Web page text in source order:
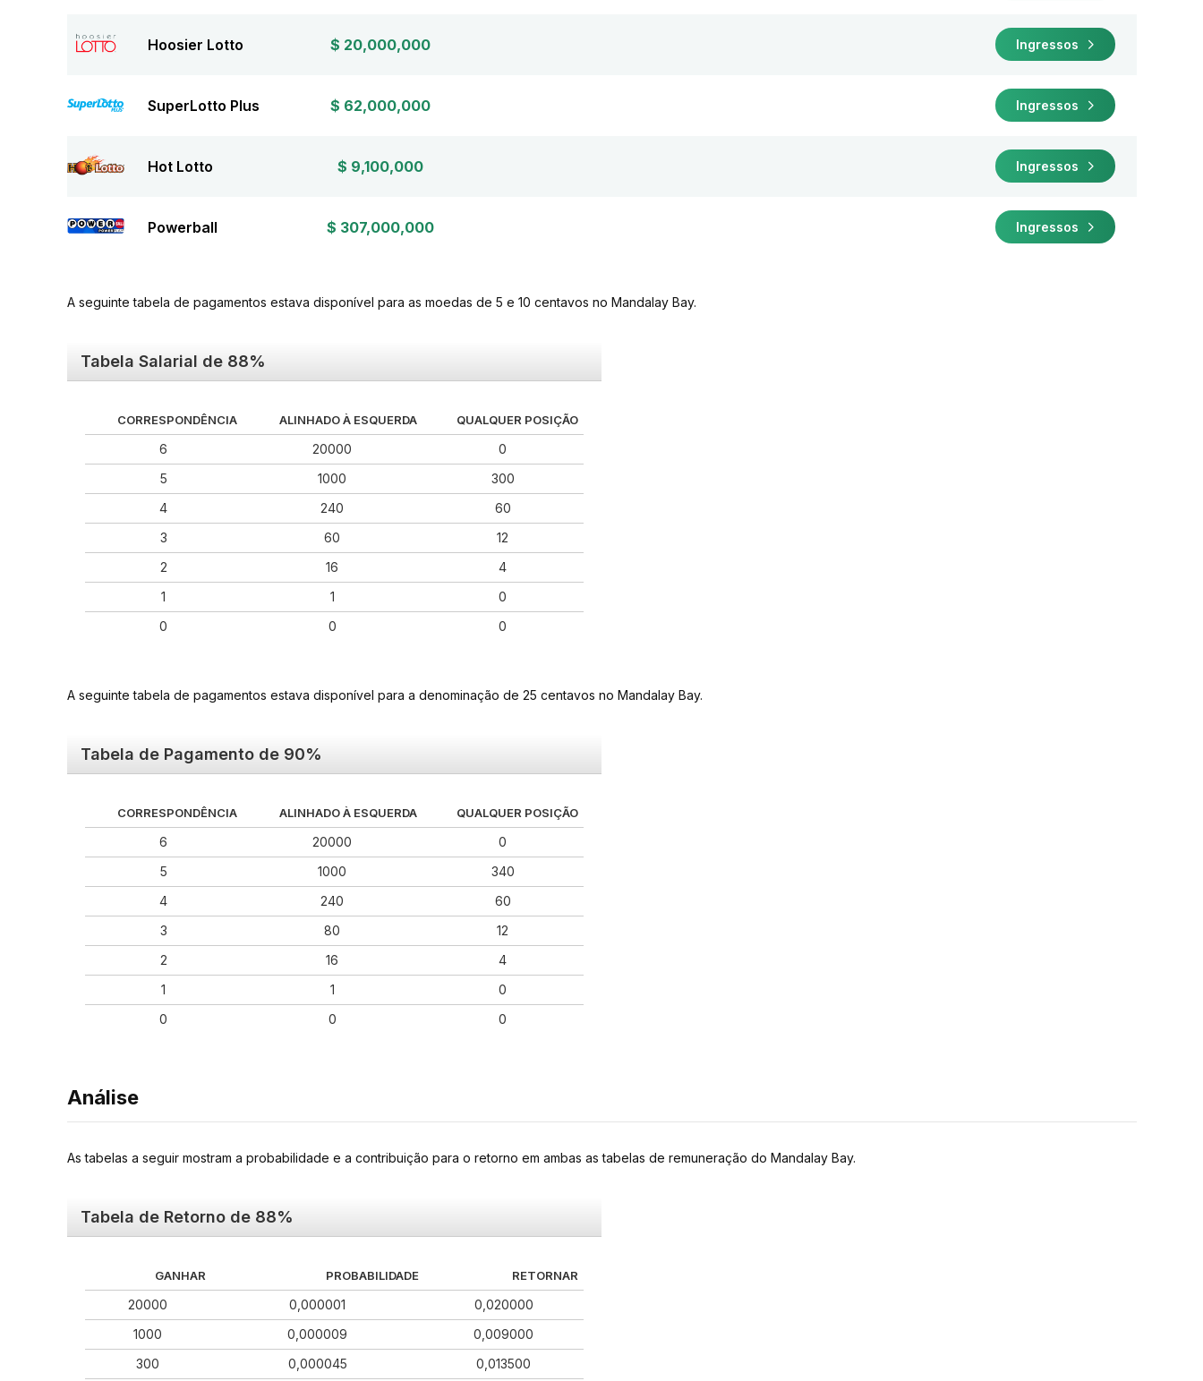
Hoosier Lotto $ 20,000,000 Ingressos
SuperLotto Plus $ 62,000,000 Ingressos
Hot Lotto $ 9,100,000 Ingressos
Powerball $ 307,000,000 Ingressos
A seguinte tabela de pagamentos estava disponível para as moedas de 5 e 10 centavos no Mandalay Bay.
Tabela Salarial de 88%
CORRESPONDÊNCIA ALINHADO À ESQUERDA QUALQUER POSIÇÃO
6 20000
0
5
1000
300
4
240
60
3
60
12
2
16
4
1
1
0
0
0 0
A seguinte tabela de pagamentos estava disponível para a denominação de 25 centavos no Mandalay Bay.
Tabela de Pagamento de 90%
CORRESPONDÊNCIA ALINHADO À ESQUERDA QUALQUER POSIÇÃO
6 20000
0
5
1000
340
4
240
60
3
80
12
2
16
4
1
1
0
0
0 0
Análise
As tabelas a seguir mostram a probabilidade e a contribuição para o retorno em ambas as tabelas de remuneração do Mandalay Bay.
Tabela de Retorno de 88%
GANHAR PROBABILIDADE RETORNAR
20000 0,000001
0,020000
1000
0,000009
0,009000
300
0,000045 0,013500